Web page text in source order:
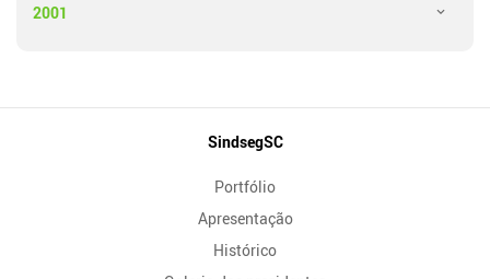
2001
SindsegSC
Portfólio
Apresentação
Histórico